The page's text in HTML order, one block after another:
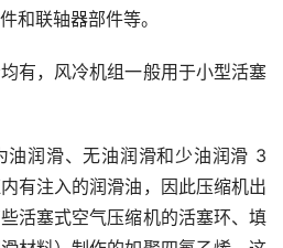
和联轴器部件等。
有，风冷机组一般用于小型活塞
油润滑、无油润滑和少油润滑 3
有注入的润滑油，因此压缩机出
活塞式空气压缩机的活塞环、填